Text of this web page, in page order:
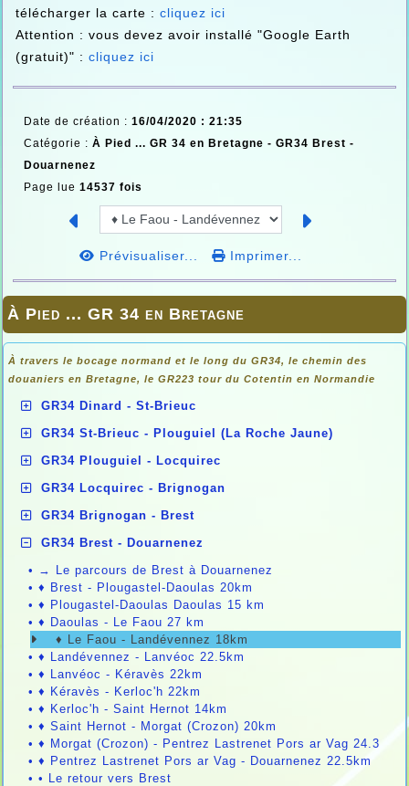
À Pied ... GR 34 en Bretagne
À travers le bocage normand et le long du GR34, le chemin des
douaniers en Bretagne, le GR223 tour du Cotentin en Normandie
GR34 Dinard - St-Brieuc
GR34 St-Brieuc - Plouguiel (La Roche Jaune)
GR34 Plouguiel - Locquirec
GR34 Locquirec - Brignogan
GR34 Brignogan - Brest
GR34 Brest - Douarnenez
• → Le parcours de Brest à Douarnenez
• ♦ Brest - Plougastel-Daoulas 20km
• ♦ Plougastel-Daoulas Daoulas 15 km
• ♦ Daoulas - Le Faou 27 km
♦ Le Faou - Landévennez 18km
• ♦ Landévennez - Lanvéoc 22.5km
• ♦ Lanvéoc - Kéravès 22km
• ♦ Kéravès - Kerloc'h 22km
• ♦ Kerloc'h - Saint Hernot 14km
• ♦ Saint Hernot - Morgat (Crozon) 20km
• ♦ Morgat (Crozon) - Pentrez Lastrenet Pors ar Vag 24.3
• ♦ Pentrez Lastrenet Pors ar Vag - Douarnenez 22.5km
• • Le retour vers Brest
télécharger la carte : cliquez ici
Attention : vous devez avoir installé "Google Earth
(gratuit)" : cliquez ici
Date de création : 16/04/2020 : 21:35
Catégorie : À Pied ... GR 34 en Bretagne - GR34 Brest -
Douarnenez
Page lue 14537 fois
Prévisualiser... Imprimer...